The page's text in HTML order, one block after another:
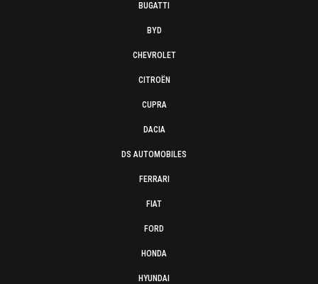
BUGATTI
BYD
CHEVROLET
CITROËN
CUPRA
DACIA
DS AUTOMOBILES
FERRARI
FIAT
FORD
HONDA
HYUNDAI